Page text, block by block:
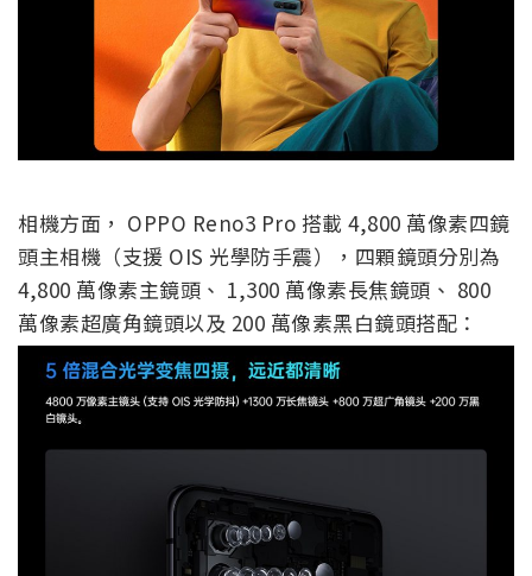
相機方面， OPPO Reno3 Pro 搭載 4,800 萬像素四鏡
頭主相機（支援 OIS 光學防手震），四顆鏡頭分別為
4,800 萬像素主鏡頭、 1,300 萬像素長焦鏡頭、 800
萬像素超廣角鏡頭以及 200 萬像素黑白鏡頭搭配：